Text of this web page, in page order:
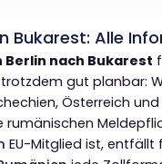
Bukarest: Alle
Berlin nach Bukarest
gut planbar:
Österreich und
rumänischen
EU-Mitglied ist, entfällt